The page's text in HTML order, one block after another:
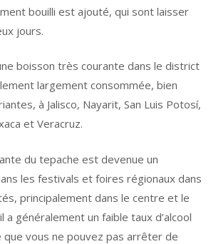
bouilli est ajouté, qui sont laisser
jours.
boisson très courante dans le district
largement consommée, bien
à Jalisco, Nayarit, San Luis Potosí,
et Veracruz.
du tepache est devenue un
les festivals et foires régionaux dans
principalement dans le centre et le
a généralement un faible taux d’alcool
que vous ne pouvez pas arrêter de